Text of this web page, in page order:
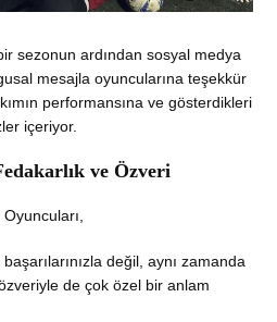
sezonun ardından sosyal medya
mesajla oyuncularına teşekkür
performansına ve gösterdikleri
içeriyor.
ve Özveri
değil, aynı zamanda
de çok özel bir anlam